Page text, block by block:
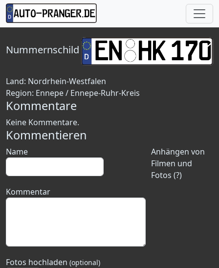
Nummernschild
Land: Nordrhein-Westfalen
Region: Ennepe / Ennepe-Ruhr-Kreis
Kommentare
Keine Kommentare.
Kommentieren
Anhängen von
Filmen und
Fotos (?)
Name
Kommentar
Fotos hochladen (optional)